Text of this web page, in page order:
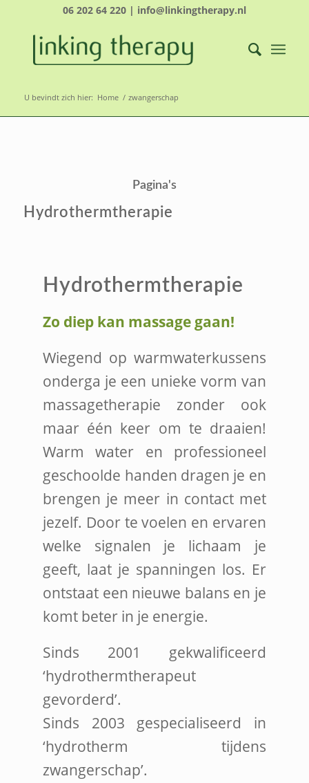
06 202 64 220 | info@linkingtherapy.nl
U bevindt zich hier: Home / zwangerschap
Pagina's
Hydrothermtherapie
Hydrothermtherapie
Zo diep kan massage gaan!
Wiegend op warmwaterkussens
onderga je een unieke vorm van
massagetherapie zonder ook
maar één keer om te draaien!
Warm water en professioneel
geschoolde handen dragen je en
brengen je meer in contact met
jezelf. Door te voelen en ervaren
welke signalen je lichaam je
geeft, laat je spanningen los. Er
ontstaat een nieuwe balans en je
komt beter in je energie.
Sinds 2001 gekwalificeerd
‘hydrothermtherapeut
gevorderd’.
Sinds 2003 gespecialiseerd in
‘hydrotherm tijdens
zwangerschap’.